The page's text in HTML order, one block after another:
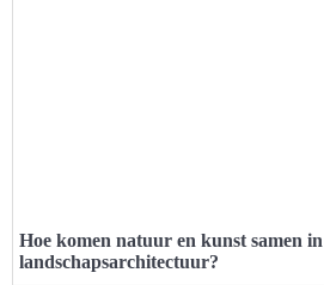
Hoe komen natuur en kunst samen in
landschapsarchitectuur?